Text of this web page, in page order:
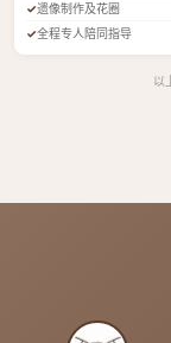
遗像制作及花圈
全程专人陪同指导
以